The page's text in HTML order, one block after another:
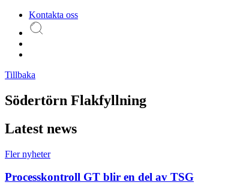
Kontakta oss
Tillbaka
Södertörn Flakfyllning
Latest news
Fler nyheter
Processkontroll GT blir en del av TSG